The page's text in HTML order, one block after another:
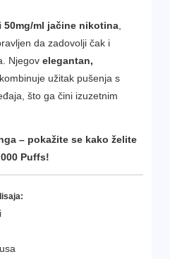
i50mg/ml jačine nikotina,
da zadovolji čak i
Njegovelegantan,
kombinuje užitak pušenja s
što ga čini izuzetnim
– pokažite se kako želite
Puffs!